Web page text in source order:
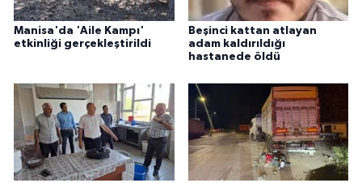
Manisa'da 'Aile Kampı'
etkinliği gerçekleştirildi
Beşinci kattan atlayan
adam kaldırıldığı
hastanede öldü